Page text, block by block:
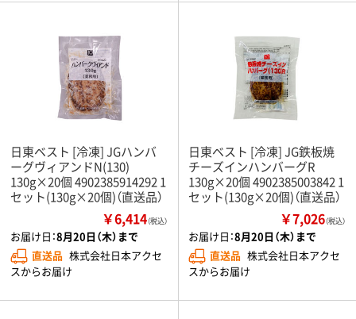
日東ベスト [冷凍] JGハンバ
ーグヴィアンドN(130)
130g×20個 4902385914292 1
セット(130g×20個)（直送品）
￥6,414（税込）
お届け日：8月20日（木）まで
直送品 株式会社日本アクセ
スからお届け
日東ベスト [冷凍] JG鉄板焼
チーズインハンバーグR
130g×20個 4902385003842 1
セット(130g×20個)（直送品）
￥7,026（税込）
お届け日：8月20日（木）まで
直送品 株式会社日本アクセ
スからお届け